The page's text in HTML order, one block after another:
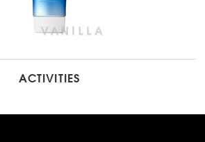
ACTIVITIES